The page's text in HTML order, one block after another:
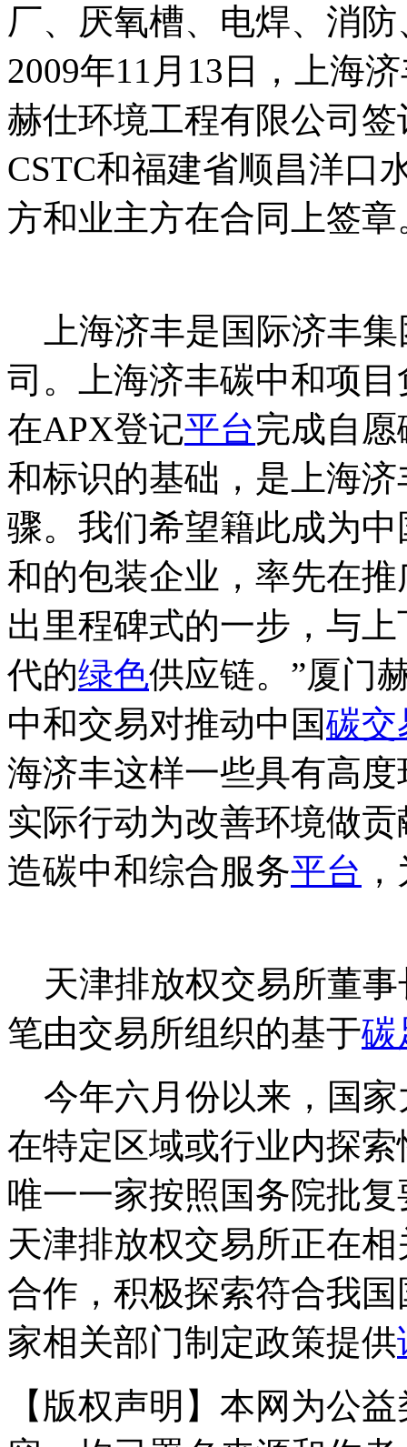
厂、厌氧槽、电焊、消
2009年11月13日，上海
赫仕环境工程有限公司
CSTC和福建省顺昌洋口
方和业主方在合同上签
上海济丰是国际济丰集
司。上海济丰碳中和项
在APX登记平台完成自
和标识的基础，是上海
骤。我们希望籍此成为
和的包装企业，率先在推
出里程碑式的一步，与
代的绿色供应链。”厦门
中和交易对推动中国碳交
海济丰这样一些具有高
实际行动为改善环境做
造碳中和综合服务平台
天津排放权交易所董事
笔由交易所组织的基于碳
今年六月份以来，国家
在特定区域或行业内探
唯一一家按照国务院批
天津排放权交易所正在
合作，积极探索符合我
家相关部门制定政策提供
【版权声明】本网为公